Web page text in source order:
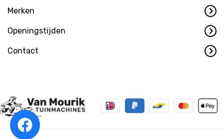
Merken
Openingstijden
Contact